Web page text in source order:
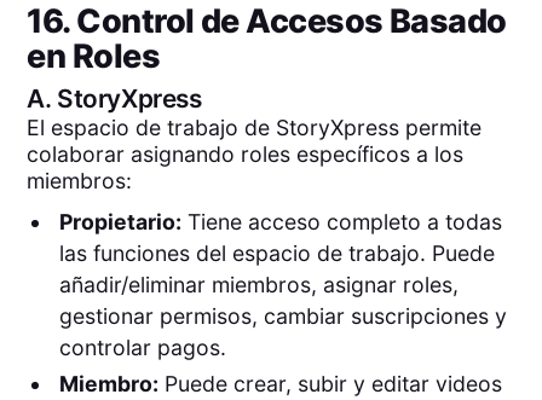
16. Control de Accesos Basado
en Roles
A. StoryXpress
El espacio de trabajo de StoryXpress permite
colaborar asignando roles específicos a los
miembros:
Propietario: Tiene acceso completo a todas
las funciones del espacio de trabajo. Puede
añadir/eliminar miembros, asignar roles,
gestionar permisos, cambiar suscripciones y
controlar pagos.
Miembro: Puede crear, subir y editar videos